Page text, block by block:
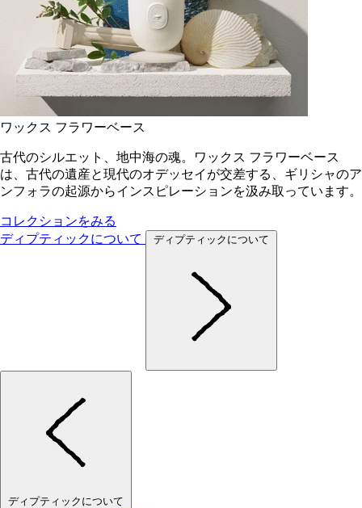
ワックス フラワーベース
古代のシルエット、地中海の魂。ワックス フラワーベース
は、古代の遺産と現代のオデッセイが交差する、ギリシャのア
ンフォラの起源からインスピレーションを汲み取っています。
コレクションをみる
ディプティックについて
ディプティックについて
ディプティックについて